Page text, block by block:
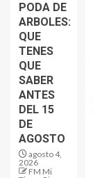
PODA DE
ARBOLES:
QUE
TENES
QUE
SABER
ANTES
DEL 15
DE
AGOSTO
agosto 4,
2026
FM Mi